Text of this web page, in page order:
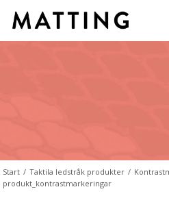
Start / Taktila ledstråk produkter /
produkt_kontrastmarkeringar